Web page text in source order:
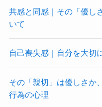
共感と同感｜その「優し
いて
自己喪失感｜自分を大切
その「親切」は優しさか
行為の心理